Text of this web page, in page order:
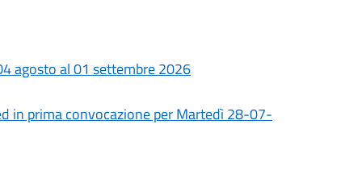
agosto al 01 settembre 2026
in prima convocazione per Martedì 28-07-